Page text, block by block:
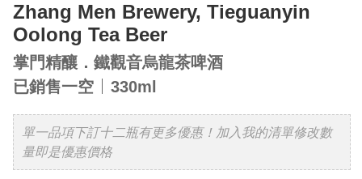
Zhang Men Brewery, Tieguanyin
Oolong Tea Beer
掌門精釀．鐵觀音烏龍茶啤酒
已銷售一空
330ml
單一品項下訂十二瓶有更多優惠！加入我的清單修改數
量即是優惠價格